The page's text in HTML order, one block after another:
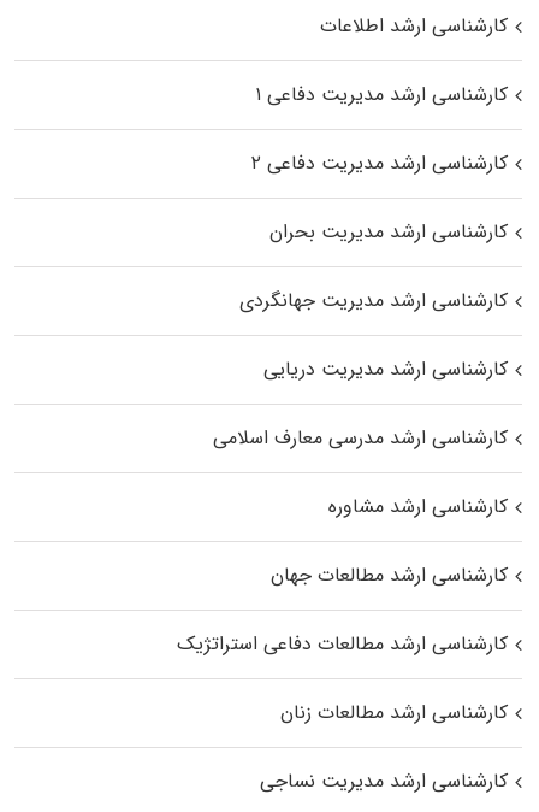
کارشناسی ارشد اطلاعات
کارشناسی ارشد مدیریت دفاعی ۱
کارشناسی ارشد مدیریت دفاعی ۲
کارشناسی ارشد مدیریت بحران
کارشناسی ارشد مدیریت جهانگردی
کارشناسی ارشد مدیریت دریایی
کارشناسی ارشد مدرسی معارف اسلامی
کارشناسی ارشد مشاوره
کارشناسی ارشد مطالعات جهان
کارشناسی ارشد مطالعات دفاعی استراتژیک
کارشناسی ارشد مطالعات زنان
کارشناسی ارشد مدیریت نساجی